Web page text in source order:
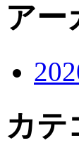
アー
カテ